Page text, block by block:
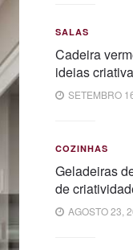
SALAS
Cadeira
ideias
SETEMBRO
COZINHAS
Geladeiras
de
AGOSTO 23,